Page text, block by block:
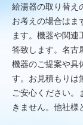
給湯器の取り替え
お考えの場合はま
ます。機器や関
答致します。名古
機器のご提案や具
す。お見積もりは
ご安心ください。
きません。他社様